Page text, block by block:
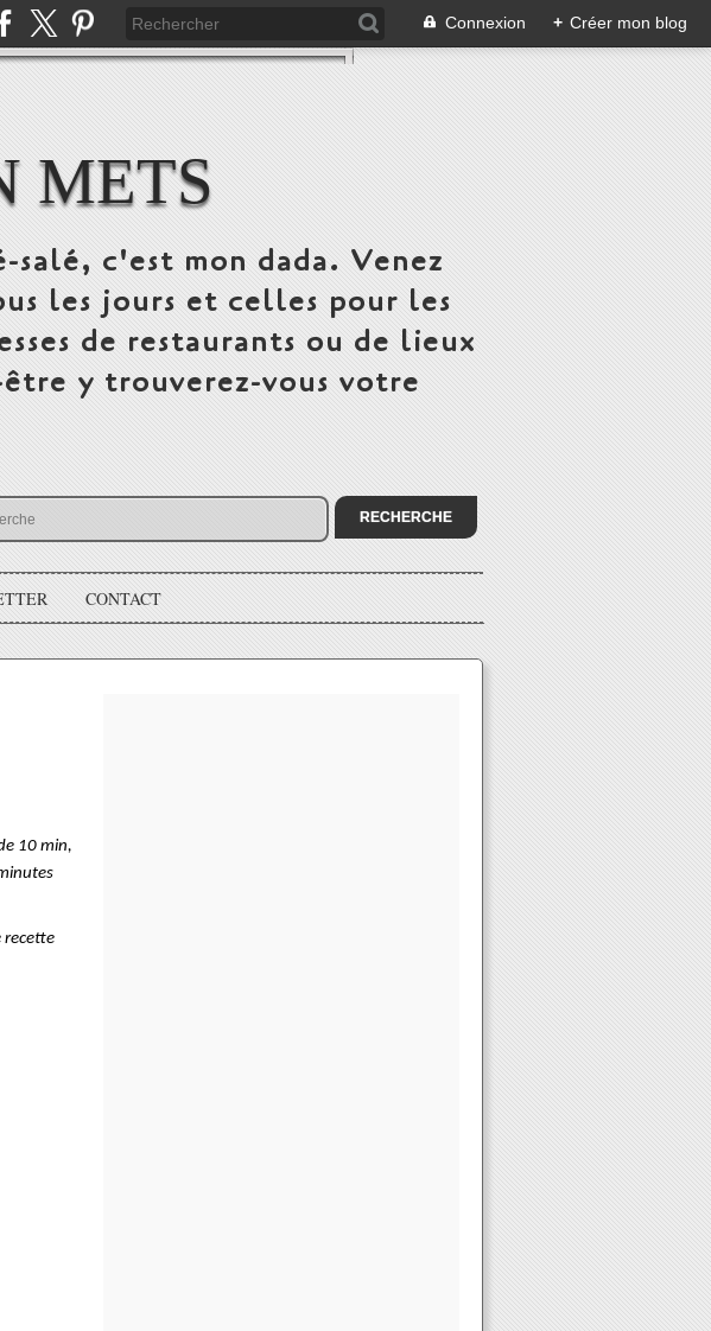
Connexion + Créer mon blog
METS
salé, c'est mon dada. Venez
les jours et celles pour les
de restaurants ou de lieux
y trouverez-vous votre
CONTACT
10 min,
recette